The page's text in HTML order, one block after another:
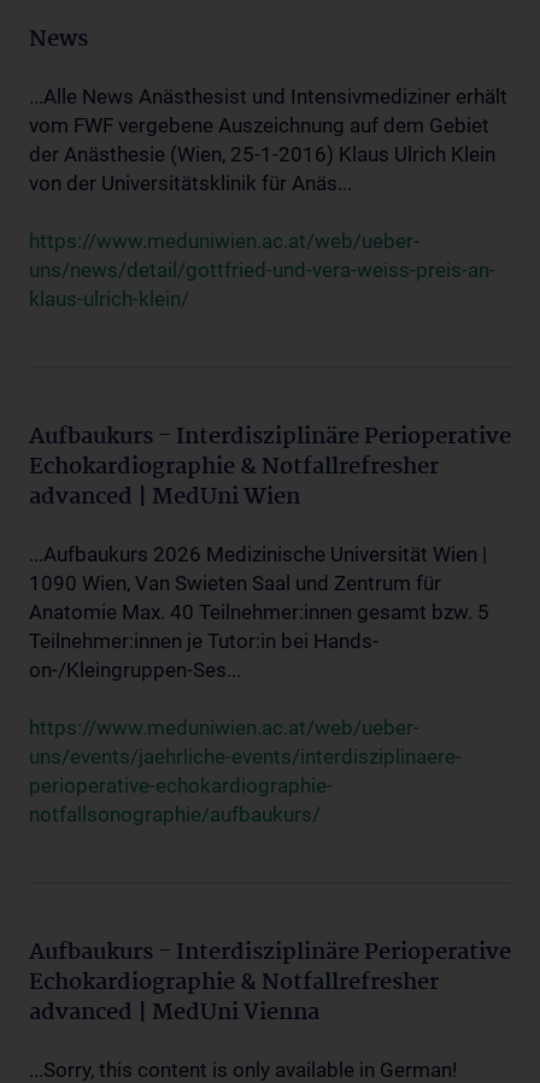
News
...Alle News Anästhesist und Intensivmediziner erhält
vom FWF vergebene Auszeichnung auf dem Gebiet
der Anästhesie (Wien, 25-1-2016) Klaus Ulrich Klein
von der Universitätsklinik für Anäs...
https://www.meduniwien.ac.at/web/ueber-
uns/news/detail/gottfried-und-vera-weiss-preis-an-
klaus-ulrich-klein/
Aufbaukurs - Interdisziplinäre Perioperative
Echokardiographie & Notfallrefresher
advanced | MedUni Wien
...Aufbaukurs 2026 Medizinische Universität Wien |
1090 Wien, Van Swieten Saal und Zentrum für
Anatomie Max. 40 Teilnehmer:innen gesamt bzw. 5
Teilnehmer:innen je Tutor:in bei Hands-
on-/Kleingruppen-Ses...
https://www.meduniwien.ac.at/web/ueber-
uns/events/jaehrliche-events/interdisziplinaere-
perioperative-echokardiographie-
notfallsonographie/aufbaukurs/
Aufbaukurs - Interdisziplinäre Perioperative
Echokardiographie & Notfallrefresher
advanced | MedUni Vienna
...Sorry, this content is only available in German!